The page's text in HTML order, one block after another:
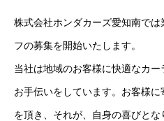
株式会社ホンダカーズ愛知南で
フの募集を開始いたします。
当社は地域のお客様に快適なカ
お手伝いをしています。お客様
を頂き、それが、自身の喜びと